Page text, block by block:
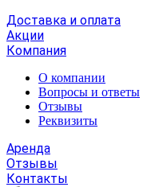
Доставка и оплата
Акции
Компания
О компании
Вопросы и ответы
Отзывы
Реквизиты
Аренда
Отзывы
Контакты